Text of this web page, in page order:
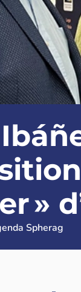
»
Spherag